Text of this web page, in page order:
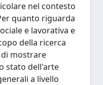
nel contesto
quanto riguarda
e lavorativa e
della ricerca
mostrare
stato dell'arte
a livello